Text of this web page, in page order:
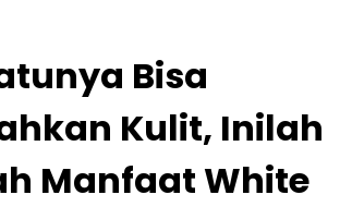
Bisa
Kulit, Inilah
Manfaat White